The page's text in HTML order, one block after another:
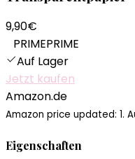
9,90€
PRIMEPRIME
Auf Lager
Jetzt kaufen
Amazon.de
Amazon price updated: 1.
Eigenschaften